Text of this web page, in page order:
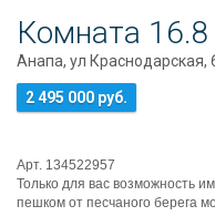
Комната
Анапа, ул Краснодарская,
2 495 000 руб.
Арт. 134522957
Только для вас возможность
пешком от песчаного берега